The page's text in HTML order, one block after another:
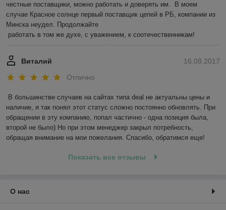
честные поставщики, можно работать и доверять им.  В моем
случае Красное солнце первый поставщик цепей в РБ, компании из
Минска неудел. Продолжайте
работать в том же духе, с уважением, к соотечественникам!
16.08.2017
Виталий
Отлично
В большинстве случаев на сайтах типа deal не актуальны цены и
наличие, я так понял этот статус сложно постоянно обновлять. При
обращении в эту компанию, попал частично - одна позиция была,
второй не было) Но при этом менеджер закрыл потребность,
обращая внимание на мои пожелания. Спасибо, обратимся еще!
Показать все отзывы
О нас